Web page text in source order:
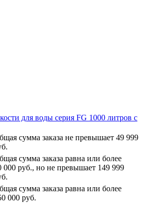
для воды серия FG 1000 литров с
сумма заказа не превышает 49 999
сумма заказа равна или более
000 руб., но не превышает 149 999
сумма заказа равна или более
000 руб.